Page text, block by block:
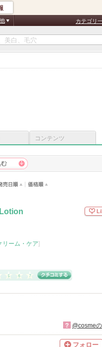
カテゴリ
コンテンツ
リーム・ケア]
? @cosme
フォロー